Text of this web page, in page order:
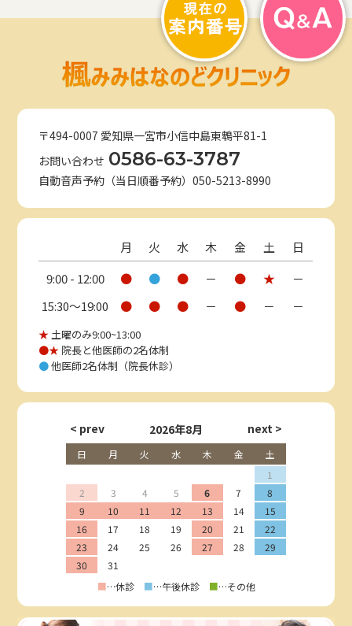
〒494-0007 愛知県一宮市小信中島東鵯平81-1
お問い合わせ 0586-63-3787
自動音声予約（当日順番予約）050-5213-8990
月 火 水 木 金 土
日
9:00 - 12:00
● ● ● － ● ★
－
15:30〜19:00
● ● ● － ● － －
★土曜のみ9:00~13:00
●★ 院長と他医師の2名体制
●他医師2名体制（院長休診）
2026年8月
日 月 火 水 木 金
土
1
2
3 4 5 6 7
8
9
10 11 12 13 14
15
16
17 18 19 20 21
22
23
24 25 26 27 28
29
30
31
■…休診 ■…午後休診 ■…その他